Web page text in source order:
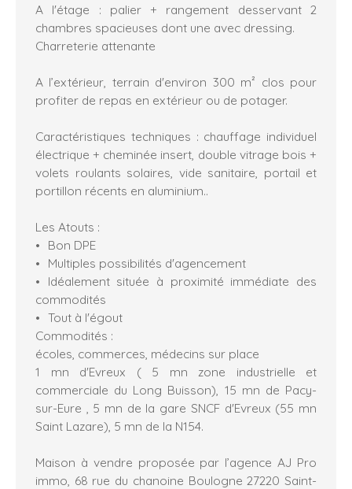
A l'étage : palier + rangement desservant 2
chambres spacieuses dont une avec dressing.
Charreterie attenante
A l’extérieur, terrain d'environ 300 m² clos pour
profiter de repas en extérieur ou de potager.
Caractéristiques techniques : chauffage individuel
électrique + cheminée insert, double vitrage bois +
volets roulants solaires, vide sanitaire, portail et
portillon récents en aluminium..
Les Atouts :
Bon DPE
Multiples possibilités d'agencement
Idéalement située à proximité immédiate des
commodités
Tout à l'égout
Commodités :
écoles, commerces, médecins sur place
1 mn d'Evreux ( 5 mn zone industrielle et
commerciale du Long Buisson), 15 mn de Pacy-
sur-Eure , 5 mn de la gare SNCF d'Evreux (55 mn
Saint Lazare), 5 mn de la N154.
Maison à vendre proposée par l’agence AJ Pro
immo, 68 rue du chanoine Boulogne 27220 Saint-